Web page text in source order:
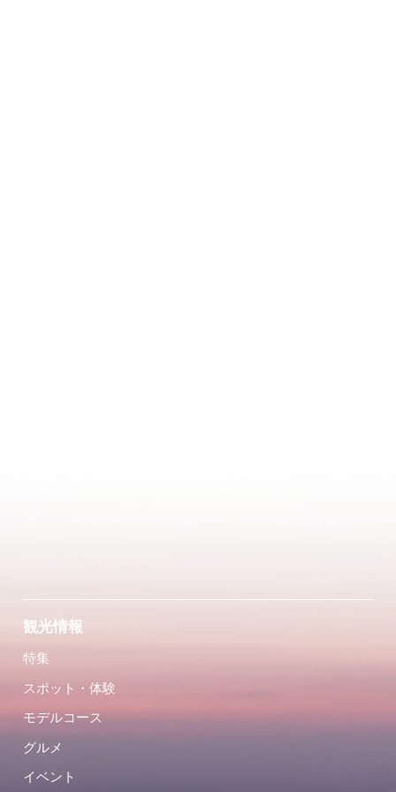
観光情報
特集
スポット・体験
モデルコース
グルメ
イベント